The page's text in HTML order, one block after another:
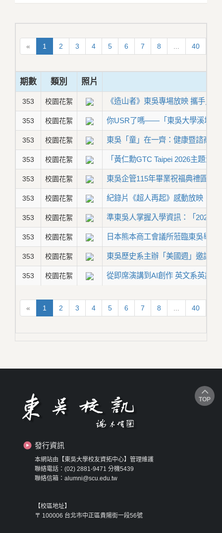
« 1 2 3 4 5 6 7 8 40
期數 類別 照片
353 校園花絮 《造山者》東吳專場放映 攜手見
353 校園花絮 你USR了嗎——「東吳大學溪城跨
353 校園花絮 東吳「童」在一齊：健康暨諮商中
353 校園花絮 「黃仁勳GTC Taipei 2026主題演
353 校園花絮 東吳企管115年畢業祝福典禮圓滿
353 校園花絮 紀錄片《超人再起》感動放映
353 校園花絮 準東吳人掌握入學資訊：「2026
353 校園花絮 日本熊本商工會議所蒞臨東吳舉辦
353 校園花絮 東吳歷史系主辦「美國週」邀請
353 校園花絮 從即席演講到AI創作 英文系英語
« 1 2 3 4 5 6 7 8 40
發行資訊
本網站由【東吳大學校友資拓中心】管理維護
聯絡電話：(02) 2881-9471 分機5439
聯絡信箱：alumni@scu.edu.tw
【校區地址】
〒 100006 台北市中正區貴陽街一段56號
TOP